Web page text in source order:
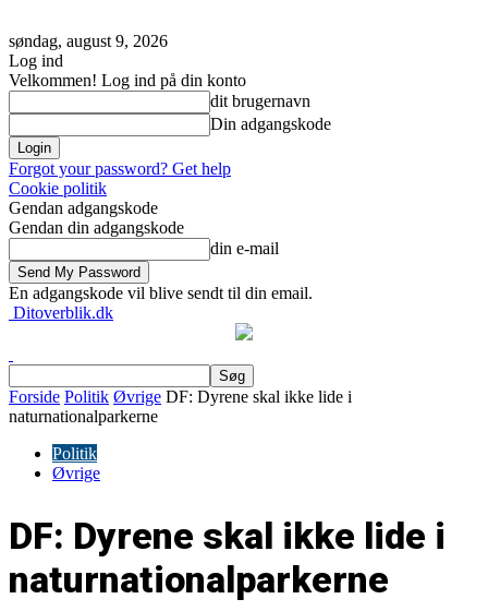
søndag, august 9, 2026
Log ind
Velkommen! Log ind på din konto
dit brugernavn
Din adgangskode
Forgot your password? Get help
Cookie politik
Gendan adgangskode
Gendan din adgangskode
din e-mail
En adgangskode vil blive sendt til din email.
Ditoverblik.dk
Forside Politik Øvrige DF: Dyrene skal ikke lide i
naturnationalparkerne
Politik
Øvrige
DF: Dyrene skal ikke lide i
naturnationalparkerne